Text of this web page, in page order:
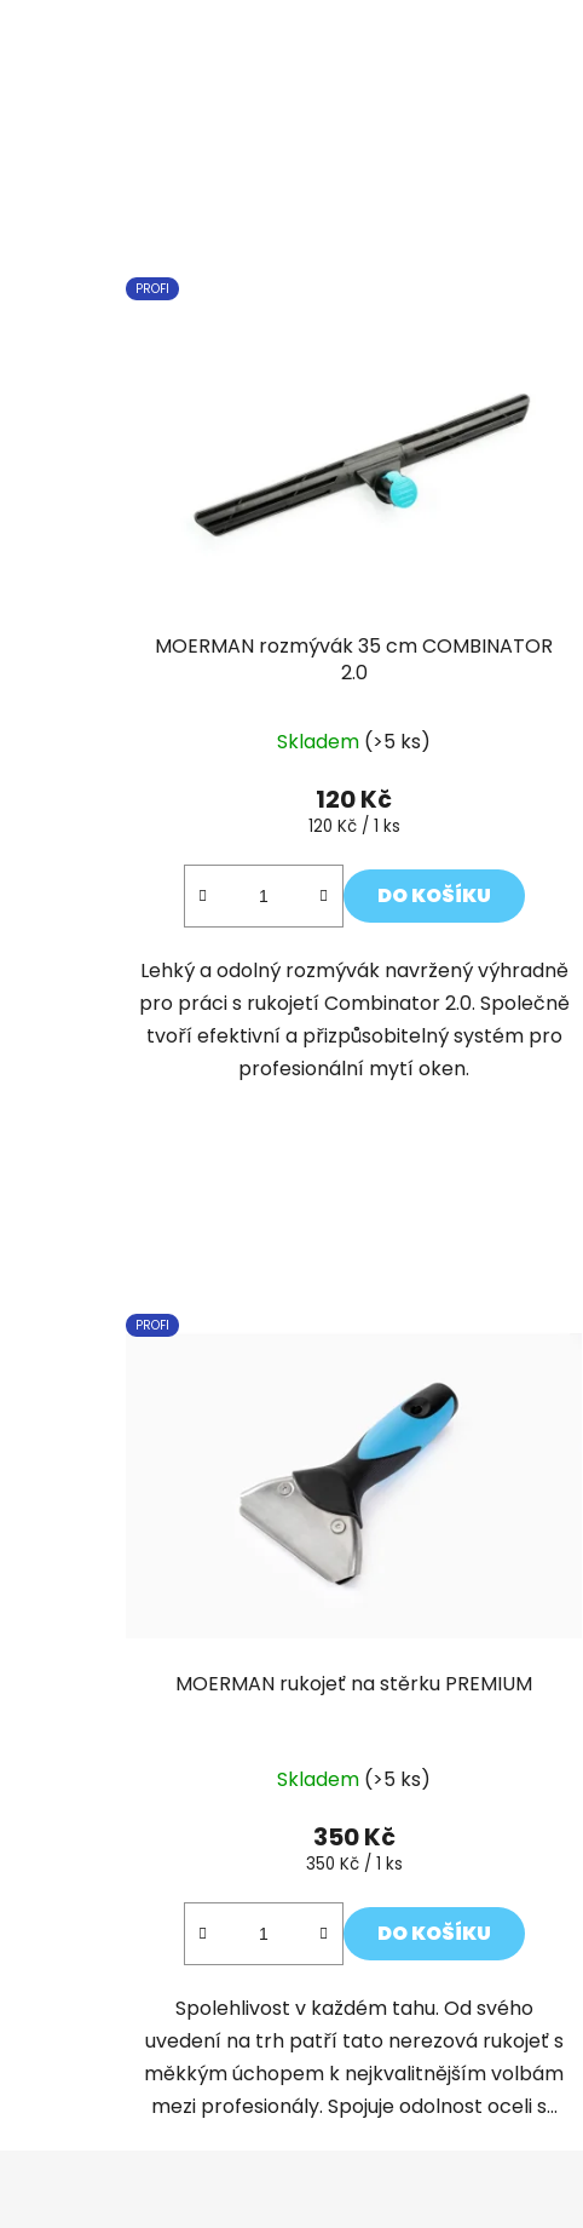
PROFI
MOERMAN rozmývák 35 cm COMBINATOR
2.0
Skladem (>5 ks)
120 Kč
Měrná
120 Kč / 1 ks
DO KOŠÍKU
Lehký a odolný rozmývák navržený výhradně
pro práci s rukojetí Combinator 2.0. Společně
tvoří efektivní a přizpůsobitelný systém pro
profesionální mytí oken.
PROFI
MOERMAN rukojeť na stěrku PREMIUM
Skladem (>5 ks)
350 Kč
Měrná
350 Kč / 1 ks
DO KOŠÍKU
Spolehlivost v každém tahu. Od svého
uvedení na trh patří tato nerezová rukojeť s
měkkým úchopem k nejkvalitnějším volbám
mezi profesionály. Spojuje odolnost oceli s...